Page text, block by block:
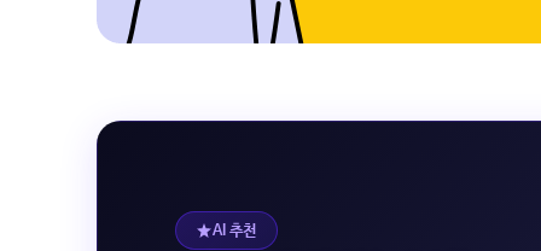
AI 추천